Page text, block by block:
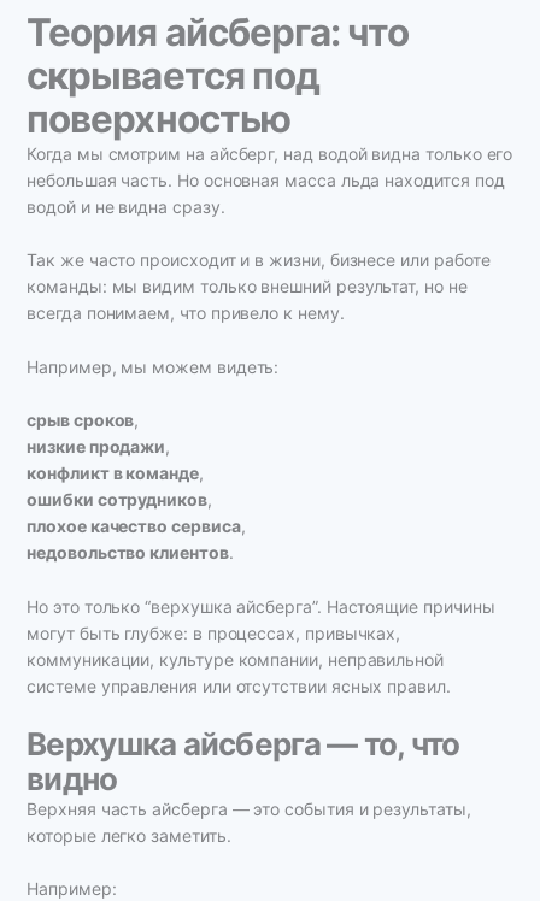
Теория айсберга: что
скрывается под
поверхностью
Когда мы смотрим на айсберг, над водой видна только его
небольшая часть. Но основная масса льда находится под
водой и не видна сразу.
Так же часто происходит и в жизни, бизнесе или работе
команды: мы видим только внешний результат, но не
всегда понимаем, что привело к нему.
Например, мы можем видеть:
срыв сроков,
низкие продажи,
конфликт в команде,
ошибки сотрудников,
плохое качество сервиса,
недовольство клиентов.
Но это только “верхушка айсберга”. Настоящие причины
могут быть глубже: в процессах, привычках,
коммуникации, культуре компании, неправильной
системе управления или отсутствии ясных правил.
Верхушка айсберга — то, что
видно
Верхняя часть айсберга — это события и результаты,
которые легко заметить.
Например: